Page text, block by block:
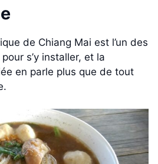
de Chiang Mai est l’un des
s’y installer, et la
en parle plus que de tout